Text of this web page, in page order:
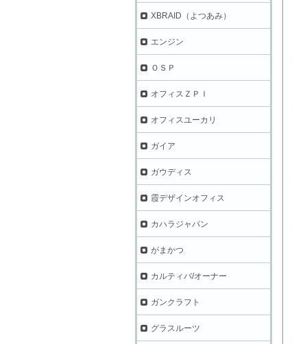
XBRAID（よつあみ）
エンジン
ＯＳＰ
オフィスＺＰＩ
オフィスユーカリ
ガイア
ガウディス
霞デザインオフィス
カハラジャパン
がまかつ
カルティバ/オーナー
ガンクラフト
グラスルーツ